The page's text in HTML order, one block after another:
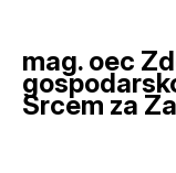
mag. oec
Srcem za